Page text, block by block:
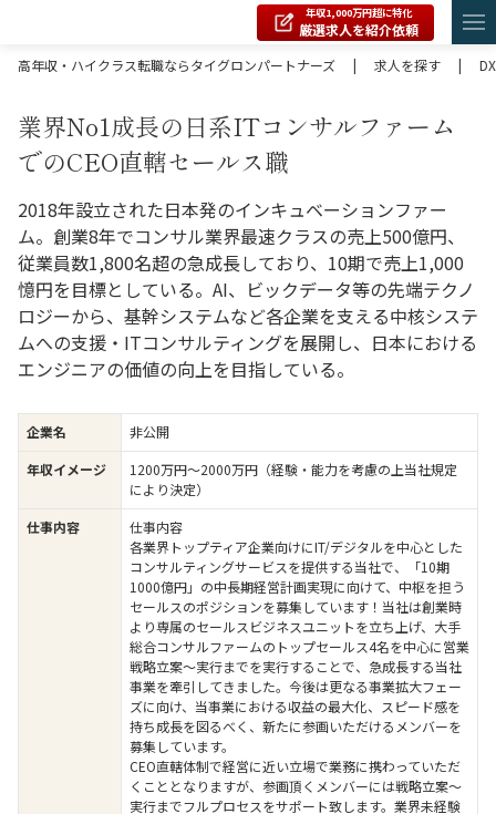
年収1,000万円超に特化
厳選求人を紹介依頼
高年収・ハイクラス転職ならタイグロンパートナーズ
| 求人を探す |
業界No1成長の日系ITコンサルファーム
でのCEO直轄セールス職
2018年設立された⽇本発のインキュベーションファー
ム。創業8年でコンサル業界最速クラスの売上500億円、
従業員数1,800名超の急成長しており、10期で売上1,000
憶円を目標としている。AI、ビックデータ等の先端テクノ
ロジーから、基幹システムなど各企業を支える中核システ
ムへの支援・ITコンサルティングを展開し、⽇本における
エンジニアの価値の向上を目指している。
企業名
非公開
年収イメージ
1200万円〜2000万円（経験・能力を考慮の上当社規定
により決定）
仕事内容
仕事内容
各業界トップティア企業向けにIT/デジタルを中心とした
コンサルティングサービスを提供する当社で、「10期
1000億円」の中長期経営計画実現に向けて、中枢を担う
セールスのポジションを募集しています！当社は創業時
より専属のセールスビジネスユニットを立ち上げ、大手
総合コンサルファームのトップセールス4名を中心に営業
戦略立案～実行までを実行することで、急成長する当社
事業を牽引してきました。今後は更なる事業拡大フェー
ズに向け、当事業における収益の最大化、スピード感を
持ち成長を図るべく、新たに参画いただけるメンバーを
募集しています。
CEO直轄体制で経営に近い立場で業務に携わっていただ
くこととなりますが、参画頂くメンバーには戦略立案～
実行までフルプロセスをサポート致します。業界未経験